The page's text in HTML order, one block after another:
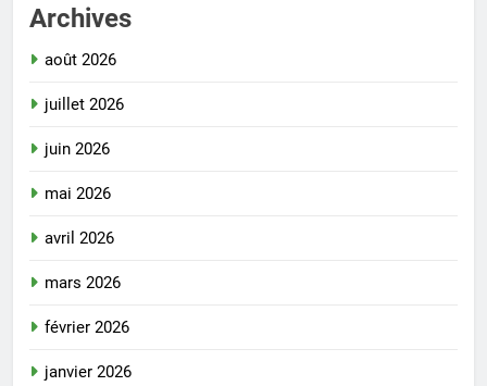
Archives
août 2026
juillet 2026
juin 2026
mai 2026
avril 2026
mars 2026
février 2026
janvier 2026